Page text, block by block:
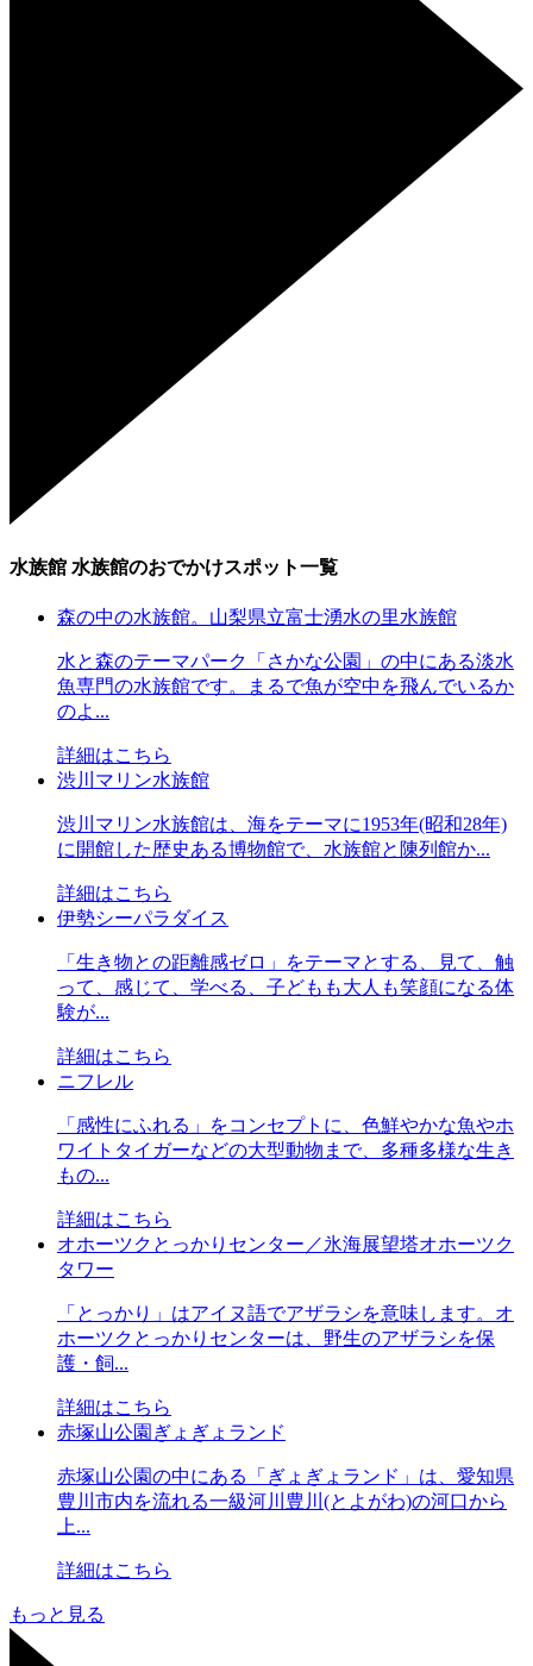
水族館 水族館のおでかけスポット一覧
森の中の水族館。山梨県立富士湧水の里水族館
水と森のテーマパーク「さかな公園」の中にある淡水
魚専門の水族館です。まるで魚が空中を飛んでいるか
のよ...
詳細はこちら
渋川マリン水族館
渋川マリン水族館は、海をテーマに1953年(昭和28年)
に開館した歴史ある博物館で、水族館と陳列館か...
詳細はこちら
伊勢シーパラダイス
「生き物との距離感ゼロ」をテーマとする、見て、触
って、感じて、学べる、子どもも大人も笑顔になる体
験が...
詳細はこちら
ニフレル
「感性にふれる」をコンセプトに、色鮮やかな魚やホ
ワイトタイガーなどの大型動物まで、多種多様な生き
もの...
詳細はこちら
オホーツクとっかりセンター／氷海展望塔オホーツク
タワー
「とっかり」はアイヌ語でアザラシを意味します。オ
ホーツクとっかりセンターは、野生のアザラシを保
護・飼...
詳細はこちら
赤塚山公園ぎょぎょランド
赤塚山公園の中にある「ぎょぎょランド」は、愛知県
豊川市内を流れる一級河川豊川(とよがわ)の河口から
上...
詳細はこちら
もっと見る